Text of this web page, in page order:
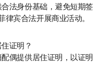
法身份基础，避免短期签
律宾合法开展商业活动。
证明？
偶提供居住证明，以证明